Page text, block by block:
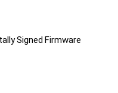
Signed Firmware